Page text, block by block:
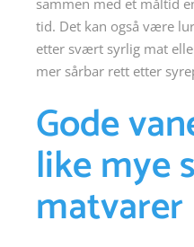
tid. Det kan også være
etter svært syrlig mat
mer sårbar rett etter
Gode
like mye
matvarer